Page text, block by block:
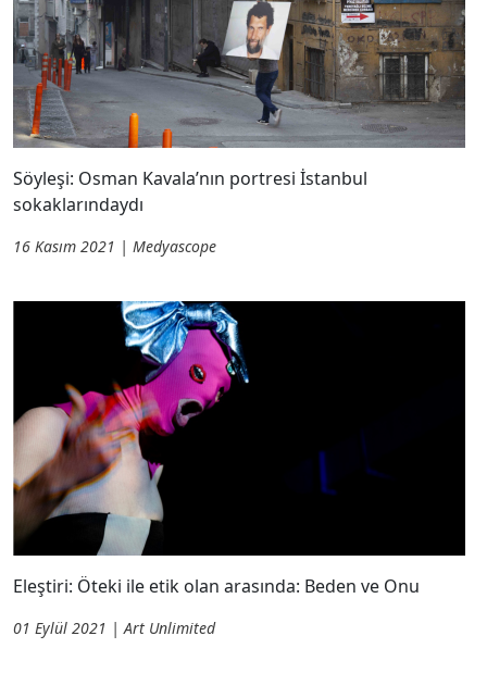
Söyleşi: Osman Kavala’nın portresi İstanbul
sokaklarındaydı
16 Kasım 2021 | Medyascope
Eleştiri: Öteki ile etik olan arasında: Beden ve Onu
01 Eylül 2021 | Art Unlimited